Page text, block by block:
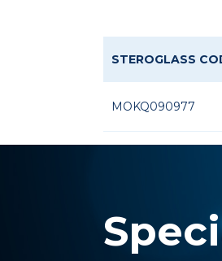
STEROGLASS
MOKQ090977